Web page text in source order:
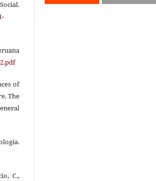
of
The
C.,